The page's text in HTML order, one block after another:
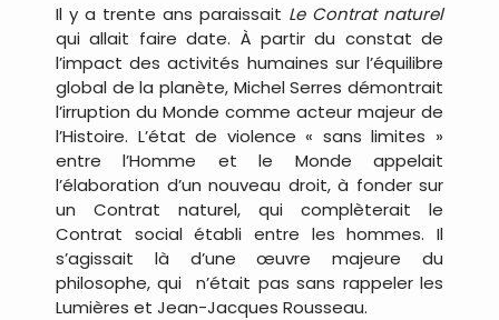
Il y a trente ans paraissait Le Contrat naturel
qui allait faire date. À partir du constat de
l’impact des activités humaines sur l’équilibre
global de la planète, Michel Serres démontrait
l’irruption du Monde comme acteur majeur de
l’Histoire. L’état de violence « sans limites »
entre l’Homme et le Monde appelait
l’élaboration d’un nouveau droit, à fonder sur
un Contrat naturel, qui complèterait le
Contrat social établi entre les hommes. Il
s’agissait là d’une œuvre majeure du
philosophe, qui
n’était pas sans rappeler les
Lumières et Jean-Jacques Rousseau.